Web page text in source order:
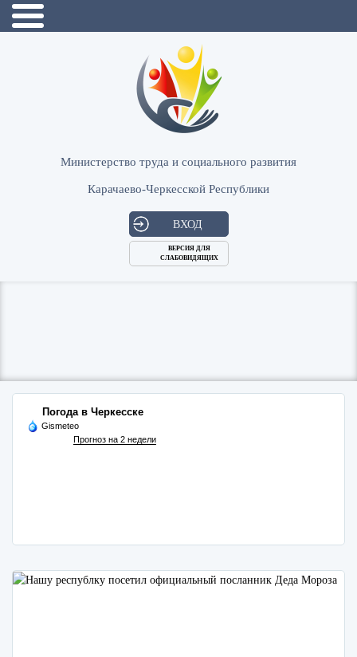
Министерство труда и социального развития
Карачаево-Черкесской Республики
ВХОД
ВЕРСИЯ ДЛЯ
СЛАБОВИДЯЩИХ
Погода в Черкесске
Gismeteo
Прогноз на 2 недели